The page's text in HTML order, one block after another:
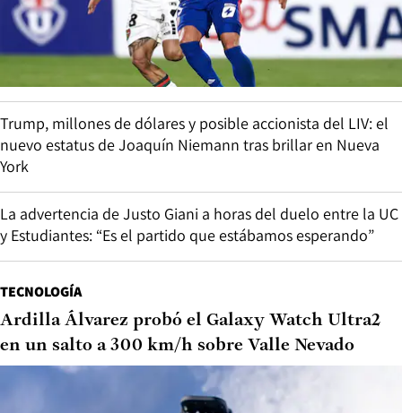
Trump, millones de dólares y posible accionista del LIV: el
nuevo estatus de Joaquín Niemann tras brillar en Nueva
York
La advertencia de Justo Giani a horas del duelo entre la UC
y Estudiantes: “Es el partido que estábamos esperando”
TECNOLOGÍA
Ardilla Álvarez probó el Galaxy Watch Ultra2
en un salto a 300 km/h sobre Valle Nevado